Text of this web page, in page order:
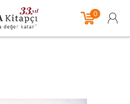
0